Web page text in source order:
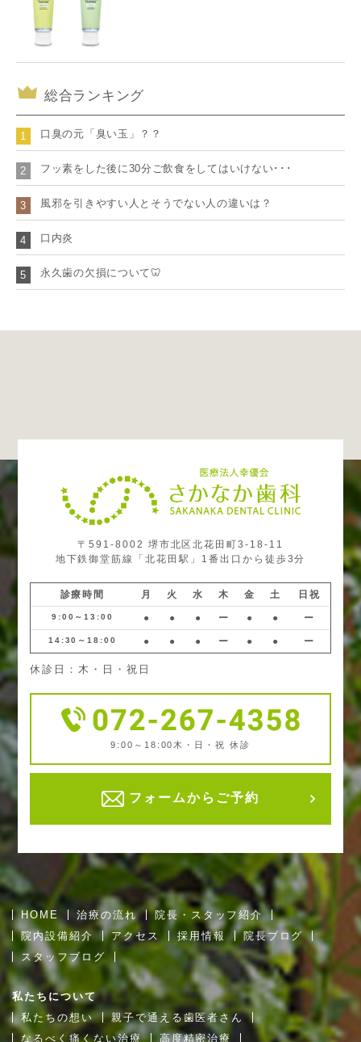
総合ランキング
1 口臭の元「臭い玉」？？
2 フッ素をした後に30分ご飲食をしてはいけない･･･
3 風邪を引きやすい人とそうでない人の違いは？
4 口内炎
5 永久歯の欠損について🦷
〒591-8002 堺市北区北花田町3-18-11
地下鉄御堂筋線「北花田駅」1番出口から徒歩3分
診療時間 月 火 水 木 金 土 日祝
9:00～13:00 ● ● ● ー ● ● ー
14:30～18:00 ● ● ● ー ● ● ー
休診日：木・日・祝日
9:00～18:00 木・日・祝 休診
フォームからご予約
HOME 治療の流れ
院長・スタッフ紹介
院内設備紹介
アクセス 採用情報
院長ブログ
スタッフブログ
私たちについて
私たちの想い
親子で通える歯医者さん
なるべく痛くない治療
高度精密治療